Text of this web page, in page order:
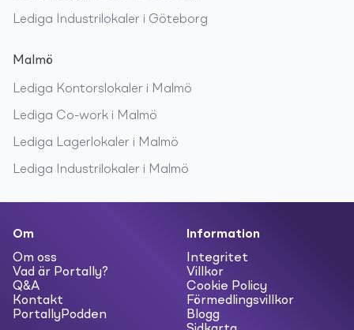
Lediga Industrilokaler i Göteborg
Malmö
Lediga Kontorslokaler i Malmö
Lediga Co-work i Malmö
Lediga Lagerlokaler i Malmö
Lediga Industrilokaler i Malmö
Om
Om oss
Vad är Portally?
Q&A
Kontakt
PortallyPodden
Information
Integritet
Villkor
Cookie Policy
Förmedlingsvillkor
Blogg